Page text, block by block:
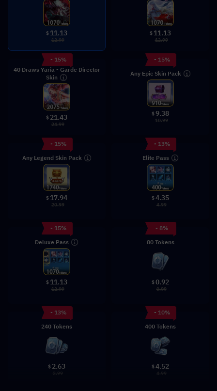
$ 11.13
12.99
$ 11.13
12.99
- 15%
40 Draws Yaria - Garde Director
Skin
$ 21.43
24.99
- 15%
Any Epic Skin Pack
$9.38
10.99
- 15%
Any Legend Skin Pack
$ 17.94
20.99
- 13%
Elite Pass
$4.35
4.99
- 15%
Deluxe Pass
$ 11.13
12.99
- 8%
80 Tokens
$0.92
0.99
- 13%
240 Tokens
$ 2.63
2.99
- 10%
400 Tokens
$4.52
4.99